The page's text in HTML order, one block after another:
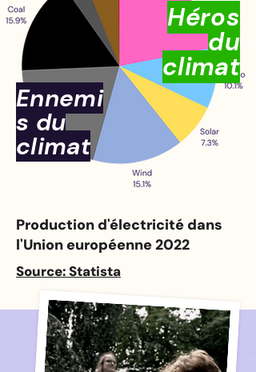
Ennemi
s du
climat
Héros
du
climat
Production d'électricité dans
l'Union européenne 2022
Source: Statista